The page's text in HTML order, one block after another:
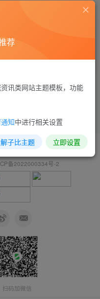
v5.16.0 去广
图像处理
6808
关于我们
备2022000334号-2
扫码加微信
荐
讯类网站主题模板，功能
知中进行相关设置
子比主题 立即设置